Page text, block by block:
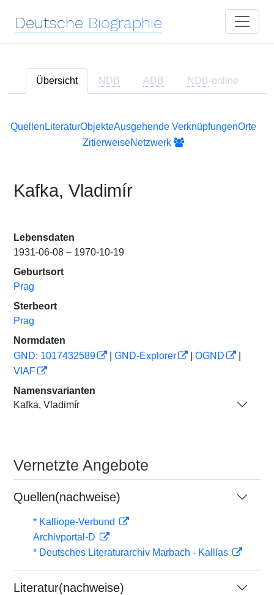
Deutsche Biographie
Übersicht NDB ADB NDB-online
Quellen LiteraturObjekteAusgehende VerknüpfungenOrte
ZitierweiseNetzwerk
Kafka, Vladimír
Lebensdaten
1931-06-08 – 1970-10-19
Geburtsort
Prag
Sterbeort
Prag
Normdaten
GND: 1017432589
GND-Explorer OGND
VIAF
Namensvarianten
Kafka, Vladimír
Vernetzte Angebote
Quellen(nachweise)
* Kalliope-Verbund
Archivportal-D
* Deutsches Literaturarchiv Marbach - Kallías
Literatur(nachweise)